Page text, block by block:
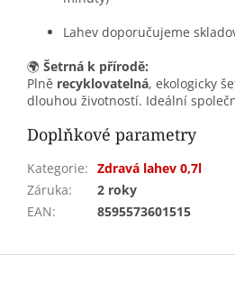
Lahev doporučujeme
🌍 Šetrná k přírodě:
Plně recyklovatelná, ekologicky
dlouhou životností. Ideální
Doplňkové parametry
Kategorie: Zdravá lahev 0,7l
Záruka:
2 roky
EAN: 8595573601515
Z